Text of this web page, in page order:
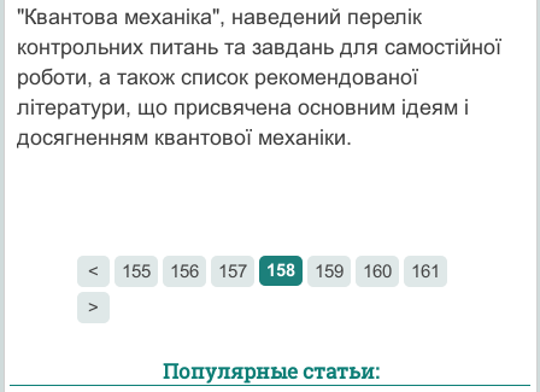
"Квантова механіка", наведений перелік
контроль­них питань та завдань для самостійної
роботи, а також список рекомендованої
літератури, що присвячена основ­ним ідеям і
досягненням квантової механіки.
< 155 156 157 158 159 160
161
>
Популярные статьи: